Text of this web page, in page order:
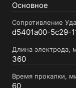
Основное
Сопротивление
d5401a00-5c29-
Длина электрода,
360
Время прокалки,
60